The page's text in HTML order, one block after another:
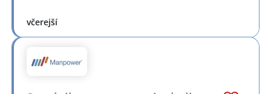
včerejší